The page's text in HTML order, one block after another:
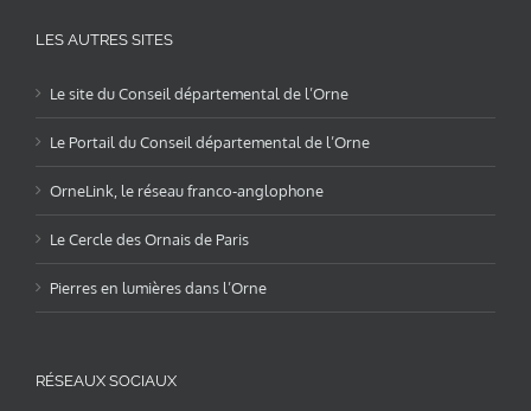
LES AUTRES SITES
Le site du Conseil départemental de l’Orne
Le Portail du Conseil départemental de l’Orne
OrneLink, le réseau franco-anglophone
Le Cercle des Ornais de Paris
Pierres en lumières dans l’Orne
RÉSEAUX SOCIAUX